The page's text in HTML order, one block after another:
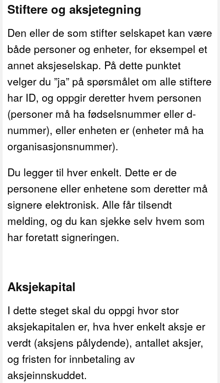
Stiftere og aksjetegning
Den eller de som stifter selskapet kan være
både personer og enheter, for eksempel et
annet aksjeselskap. På dette punktet
velger du ”ja” på spørsmålet om alle stiftere
har ID, og oppgir deretter hvem personen
(personer må ha fødselsnummer eller d-
nummer), eller enheten er (enheter må ha
organisasjonsnummer).
Du legger til hver enkelt. Dette er de
personene eller enhetene som deretter må
signere elektronisk. Alle får tilsendt
melding, og du kan sjekke selv hvem som
har foretatt signeringen.
Aksjekapital
I dette steget skal du oppgi hvor stor
aksjekapitalen er, hva hver enkelt aksje er
verdt (aksjens pålydende), antallet aksjer,
og fristen for innbetaling av
aksjeinnskuddet.